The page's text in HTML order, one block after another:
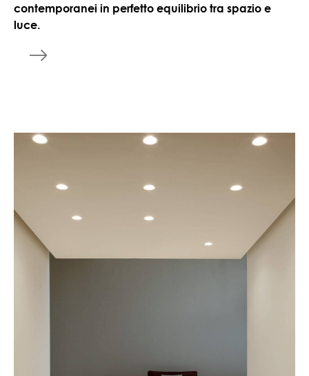
contemporanei in perfetto equilibrio tra spazio e
luce.